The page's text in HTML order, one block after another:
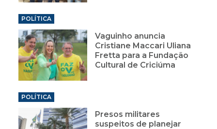
POLÍTICA
Vaguinho anuncia
Cristiane Maccari Uliana
Fretta para a Fundação
Cultural de Criciúma
POLÍTICA
Presos militares
suspeitos de planejar